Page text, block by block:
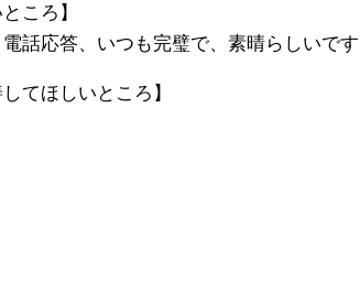
ころ】
話応答、いつも完璧で、素晴らしいです
てほしいところ】